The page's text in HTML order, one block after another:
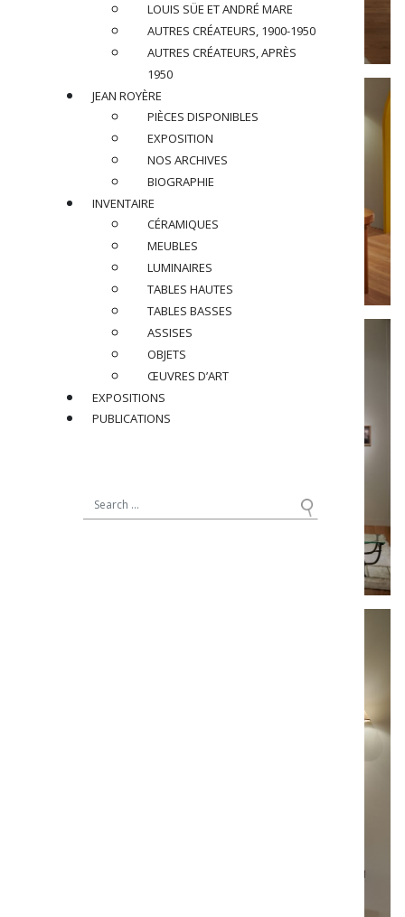
LOUIS SÜE ET ANDRÉ MARE
AUTRES CRÉATEURS, 1900-1950
AUTRES CRÉATEURS, APRÈS
1950
JEAN ROYÈRE
PIÈCES DISPONIBLES
EXPOSITION
NOS ARCHIVES
BIOGRAPHIE
INVENTAIRE
CÉRAMIQUES
MEUBLES
LUMINAIRES
TABLES HAUTES
TABLES BASSES
ASSISES
OBJETS
ŒUVRES D’ART
EXPOSITIONS
PUBLICATIONS